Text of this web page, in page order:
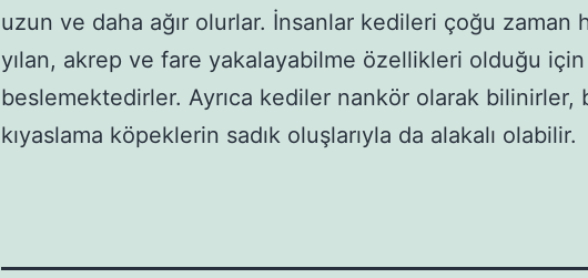
uzun ve daha ağır olurlar. İnsanlar kedileri çoğu zaman
yılan, akrep ve fare yakalayabilme özellikleri olduğu
beslemektedirler. Ayrıca kediler nankör olarak bilinirler,
kıyaslama köpeklerin sadık oluşlarıyla da alakalı olabilir.